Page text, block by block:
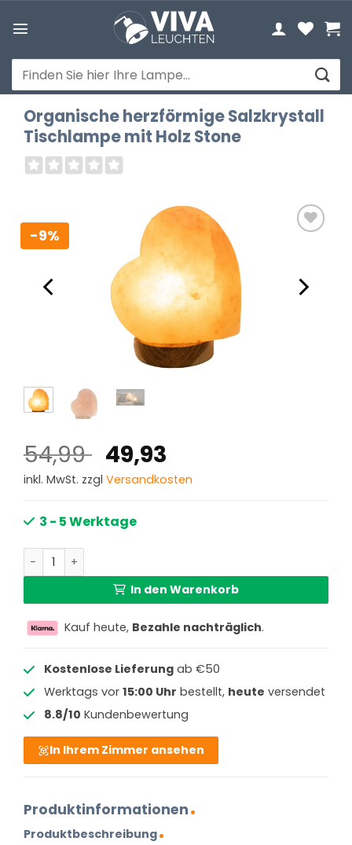
Inhalt
Suchen
nach:
Organische herzförmige Salzkrystall
Tischlampe mit Holz Stone
-9%
54,99 Ursprünglicher
Preis
54,99 €
49,93
Preis
inkl. MwSt. zzgl Versandkosten
3 - 5 Werktage
Organische herzförmige Salzkrystall Tischlampe mit
In den Warenkorb
Kauf heute, Bezahle nachträglich.
Kostenlose Lieferungab €50
Werktags vor 15:00 Uhr bestellt, heute versendet
8.8/10 Kundenbewertung
In Ihrem Zimmer ansehen
Produktinformationen
Produktbeschreibung